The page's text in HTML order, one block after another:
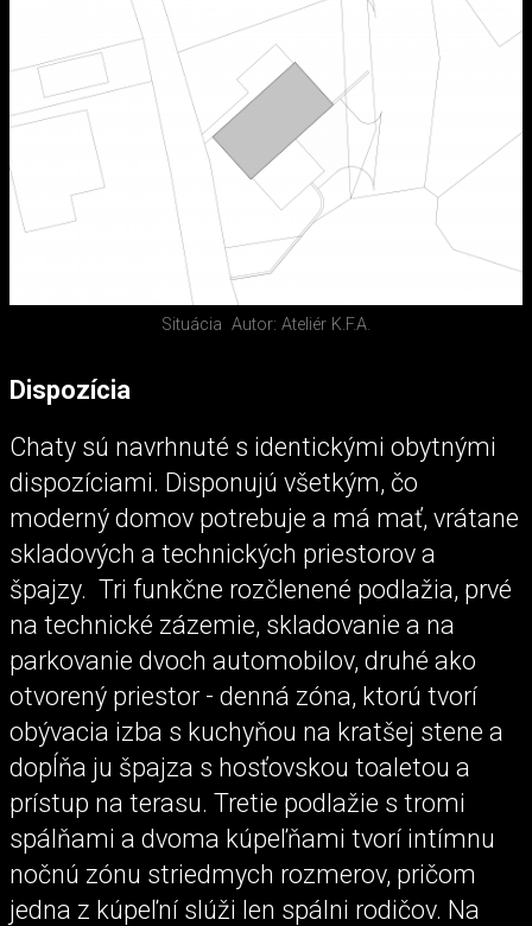
Situácia Autor: Ateliér K.F.A.
Dispozícia
Chaty sú navrhnuté s identickými obytnými
dispozíciami. Disponujú všetkým, čo
moderný domov potrebuje a má mať, vrátane
skladových a technických priestorov a
špajzy. Tri funkčne rozčlenené podlažia, prvé
na technické zázemie, skladovanie a na
parkovanie dvoch automobilov, druhé ako
otvorený priestor - denná zóna, ktorú tvorí
obývacia izba s kuchyňou na kratšej stene a
dopĺňa ju špajza s hosťovskou toaletou a
prístup na terasu. Tretie podlažie s tromi
spálňami a dvoma kúpeľňami tvorí intímnu
nočnú zónu striedmych rozmerov, pričom
jedna z kúpeľní slúži len spálni rodičov. Na